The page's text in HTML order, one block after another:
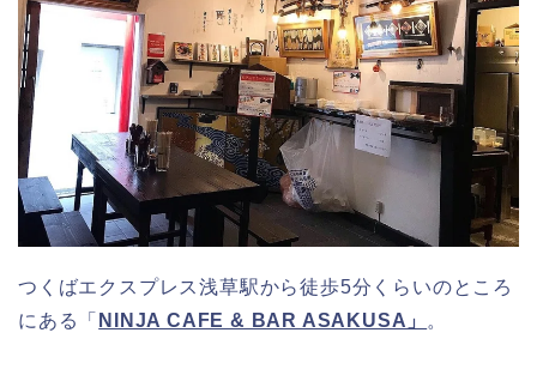
つくばエクスプレス浅草駅から徒歩5分くらいのところ
にある「 NINJA CAFE & BAR ASAKUSA」 。